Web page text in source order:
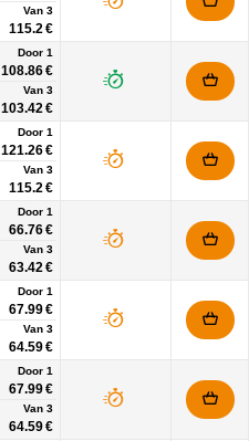
Van 3
115.2 €
Door 1
108.86 €
Van 3
103.42 €
Door 1
121.26 €
Van 3
115.2 €
Door 1
66.76 €
Van 3
63.42 €
Door 1
67.99 €
Van 3
64.59 €
Door 1
67.99 €
Van 3
64.59 €